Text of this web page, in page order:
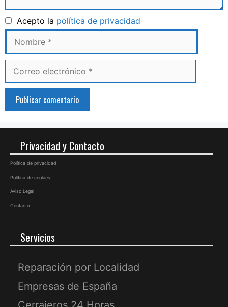
Acepto la política de privacidad
Privacidad y Contacto
Política de privacidad
Política de cookies
Aviso Legal
Contacto
Servicios
Reparación por Localidad
Empresas de España